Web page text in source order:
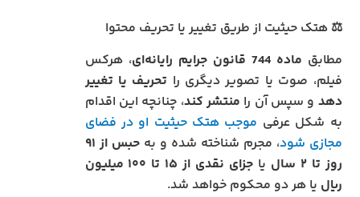
⚖️ هتک حیثیت از طریق تغییر یا تحریف محتوا
مطابق ماده 744 قانون جرایم رایانه‌ای
، هرکس
فیلم، صوت یا تصویر دیگری را تحریف یا تغییر
دهد و سپس آن را منتشر کند، چنانچه این اقدام
به شکل عرفی موجب هتک حیثیت او در فضای
مجازی شود، مجرم شناخته شده و به
حبس از ۹۱
روز تا ۲ سال
یا
جزای نقدی از ۱۵ تا ۱۰۰ میلیون
ریال یا هر دو محکوم خواهد شد.